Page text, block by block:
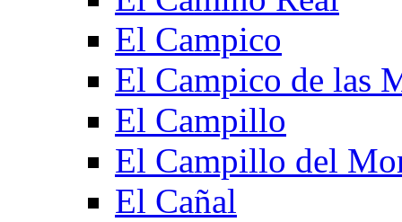
El Campico
El Campico de las
El Campillo
El Campillo del
El Cañal